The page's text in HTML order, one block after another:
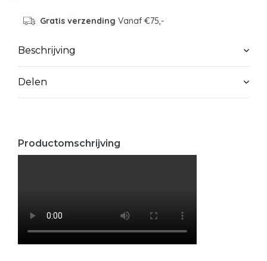
Gratis verzending Vanaf €75,-
Beschrijving
Delen
Productomschrijving